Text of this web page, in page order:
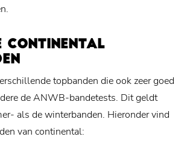
CONTINENTAL
topbanden die ook zeer goed
de ANWB-bandetests. Dit geldt
als de winterbanden. Hieronder vind
van continental: